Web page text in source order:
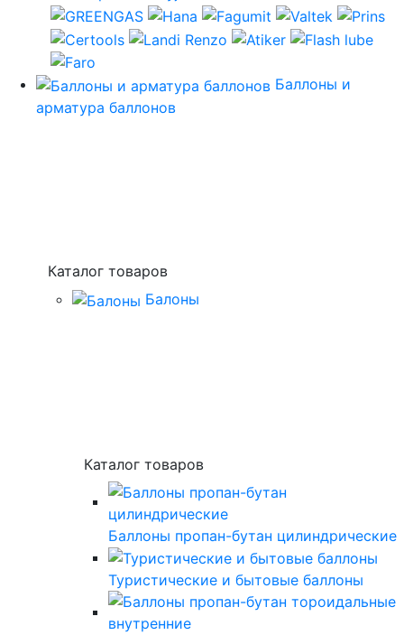
Баллоны и
арматура баллонов
Каталог товаров
Балоны
Каталог товаров
Баллоны пропан-бутан цилиндрические
Туристические и бытовые баллоны